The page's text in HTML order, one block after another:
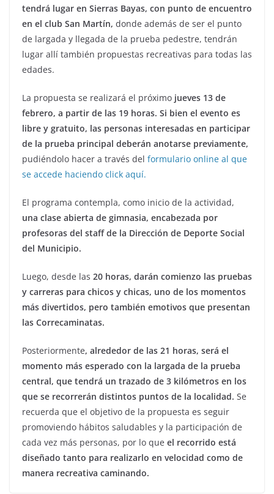
tendrá lugar en Sierras Bayas, con punto de encuentro
en el club San Martín, donde además de ser el punto
de largada y llegada de la prueba pedestre, tendrán
lugar allí también propuestas recreativas para todas las
edades.
La propuesta se realizará el próximo jueves 13 de
febrero, a partir de las 19 horas. Si bien el evento es
libre y gratuito, las personas interesadas en participar
de la prueba principal deberán anotarse previamente,
pudiéndolo hacer a través del formulario online al que
se accede haciendo click aquí.
El programa contempla, como inicio de la actividad,
una clase abierta de gimnasia, encabezada por
profesoras del staff de la Dirección de Deporte Social
del Municipio.
Luego, desde las 20 horas, darán comienzo las pruebas
y carreras para chicos y chicas, uno de los momentos
más divertidos, pero también emotivos que presentan
las Correcaminatas.
Posteriormente, alrededor de las 21 horas, será el
momento más esperado con la largada de la prueba
central, que tendrá un trazado de 3 kilómetros en los
que se recorrerán distintos puntos de la localidad. Se
recuerda que el objetivo de la propuesta es seguir
promoviendo hábitos saludables y la participación de
cada vez más personas, por lo que el recorrido está
diseñado tanto para realizarlo en velocidad como de
manera recreativa caminando.